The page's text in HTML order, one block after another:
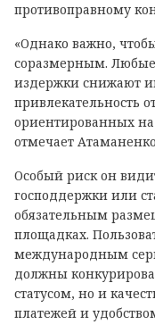
противоправному
«Однако важно,
соразмерным.
издержки снижают
привлекательность
ориентированных
отмечает
Особый риск он
господдержки или
обязательным
площадках.
международным
должны
статусом, но и
платежей и